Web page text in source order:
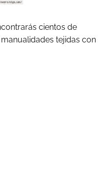
cientos de
tejidas con